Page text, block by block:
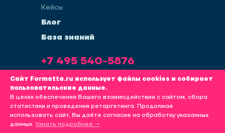
Кейсы
Блог
База знаний
+7 495 540-5876
info@formatta.ru
Политика обработки пользовательских данных
Сайт Formatta.ru использует файлы cookies и собирает
пользовательские данные.
В целях обеспечения Вашего взаимодействия с сайтом, сбора
статистики и проведения ретаргетинга. Продолжая
использовать сайт, Вы даёте согласие на обработку указанных
данных. Узнать подробнее →